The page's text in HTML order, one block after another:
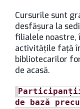
Cursurile sunt
desfășura la
filialele noastre,
activitățile față
bibliotecarilor
de acasă.
de bază